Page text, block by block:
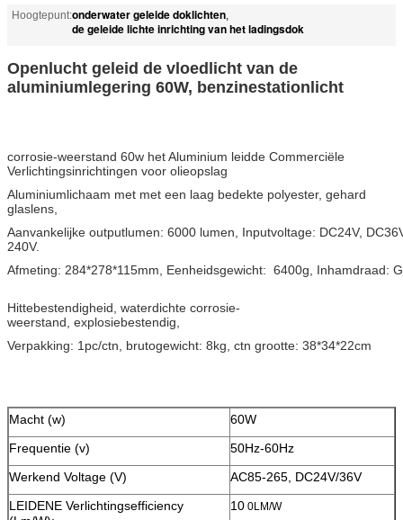
Hoogtepunt:onderwater geleide doklichten,
de geleide lichte inrichting van het ladingsdok
Openlucht geleid de vloedlicht van de
aluminiumlegering 60W, benzinestationlicht
corrosie-weerstand 60w het Aluminium leidde Commerciële
Verlichtingsinrichtingen voor olieopslag
Aluminiumlichaam met met een laag bedekte polyester, gehard
glaslens,
Aanvankelijke outputlumen: 6000 lumen, Inputvoltage: DC24V,
240V.
Afmeting: 284*278*115mm, Eenheidsgewicht: 6400g, Inhamdraad:
Hittebestendigheid, waterdichte corrosie-
weerstand, explosiebestendig,
Verpakking: 1pc/ctn, brutogewicht: 8kg, ctn grootte: 38*34*22cm
Macht (w)
60W
Frequentie (v)
50Hz-60Hz
Werkend Voltage (V)
AC85-265, DC24V/36V
LEIDENE Verlichtingsefficiency
10 0LM/W